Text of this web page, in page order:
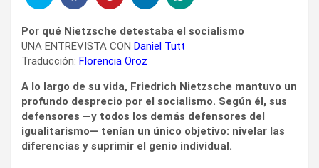
Por qué Nietzsche detestaba el socialismo
UNA ENTREVISTA CON Daniel Tutt
Traducción: Florencia Oroz
A lo largo de su vida, Friedrich Nietzsche mantuvo un
profundo desprecio por el socialismo. Según él, sus
defensores —y todos los demás defensores del
igualitarismo— tenían un único objetivo: nivelar las
diferencias y suprimir el genio individual.